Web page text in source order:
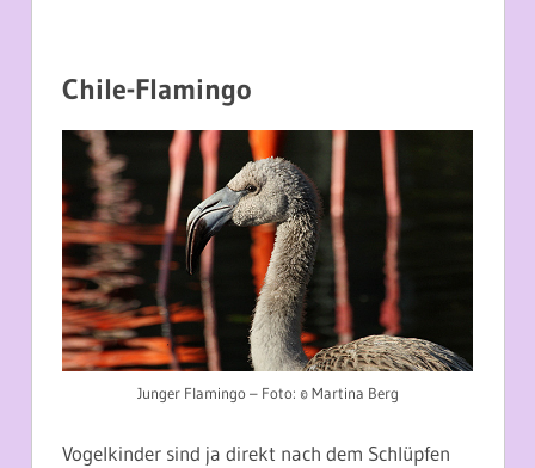
Chile-Flamingo
Junger Flamingo – Foto: © Martina Berg
Vogelkinder sind ja direkt nach dem Schlüpfen